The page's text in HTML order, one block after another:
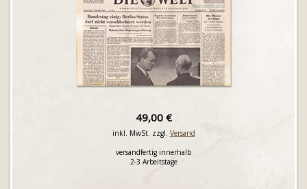
49,00 €
inkl. MwSt. zzgl. Versand
versandfertig innerhalb
2-3 Arbeitstage